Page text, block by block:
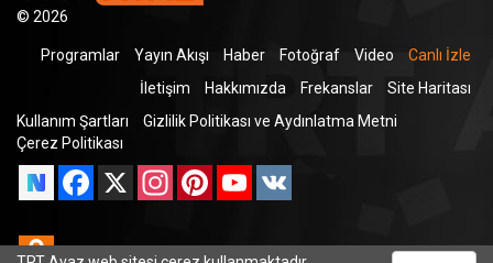
© 2026
Programlar Yayın Akışı Haber Fotoğraf Video
Canlı İzle
İletişim
Hakkımızda Frekanslar
Site Haritası
Kullanım Şartları
Gizlilik Politikası ve Aydınlatma Metni
Çerez Politikası
Facebook
X InstagramPinterestYouTube
Odnoklassniki